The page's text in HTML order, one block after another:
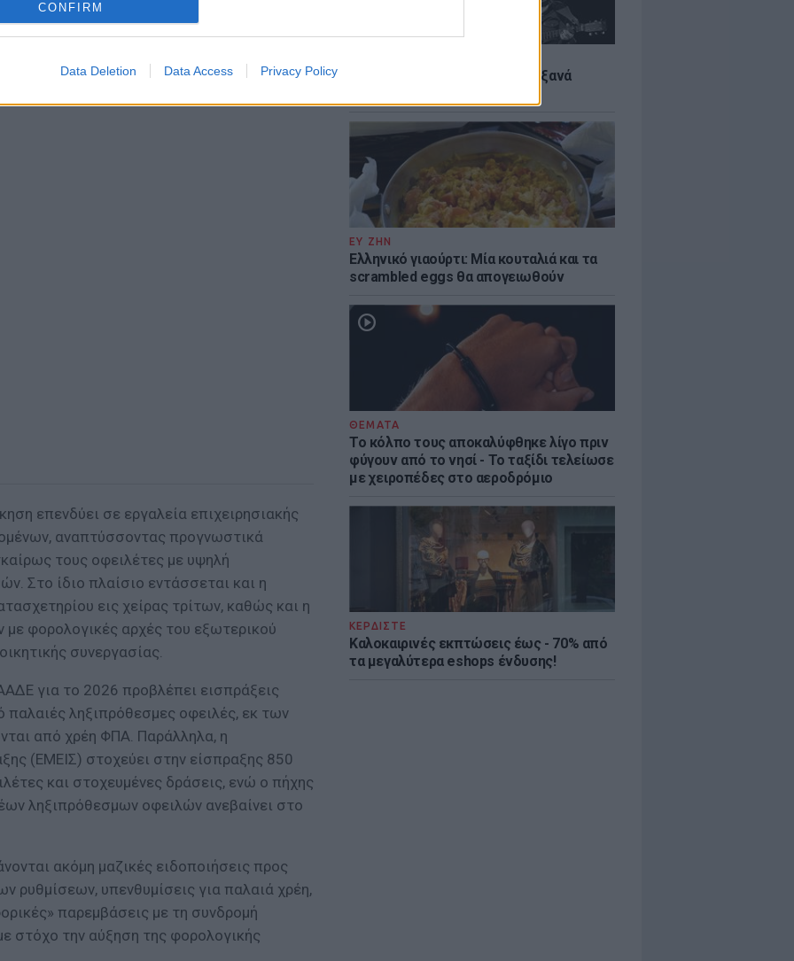
CONFIRM
Data Deletion Data Access Privacy Policy
5 one-hit wonders που έγιναν ξανά
ΕΥ ΖΗΝ
Ελληνικό γιαούρτι: Μία κουταλιά και τα
scrambled eggs θα απογειωθούν
ΘΕΜΑΤΑ
Το κόλπο τους αποκαλύφθηκε λίγο πριν
φύγουν από το νησί - Το ταξίδι τελείωσε
με χειροπέδες στο αεροδρόμιο
ΚΕΡΔΙΣΤΕ
Καλοκαιρινές εκπτώσεις έως - 70% από
τα μεγαλύτερα eshops ένδυσης!
συμμόρφωσης, το επόμενο βήμα θα
είσπραξης, με ηλεκτρονικές
και περιουσιακών στοιχείων.
επενδύει σε εργαλεία επιχειρησιακής
αναπτύσσοντας προγνωστικά
τους οφειλέτες με υψηλή
Στο ίδιο πλαίσιο εντάσσεται και η
εις χείρας τρίτων, καθώς και η
φορολογικές αρχές του εξωτερικού
συνεργασίας.
για το 2026 προβλέπει εισπράξεις
ληξιπρόθεσμες οφειλές, εκ των
από χρέη ΦΠΑ. Παράλληλα, η
(ΕΜΕΙΣ) στοχεύει στην είσπραξης 850
και στοχευμένες δράσεις, ενώ ο πήχης
ληξιπρόθεσμων οφειλών ανεβαίνει στο
ακόμη μαζικές ειδοποιήσεις προς
ρυθμίσεων, υπενθυμίσεις για παλαιά χρέη,
παρεμβάσεις με τη συνδρομή
στόχο την αύξηση της φορολογικής